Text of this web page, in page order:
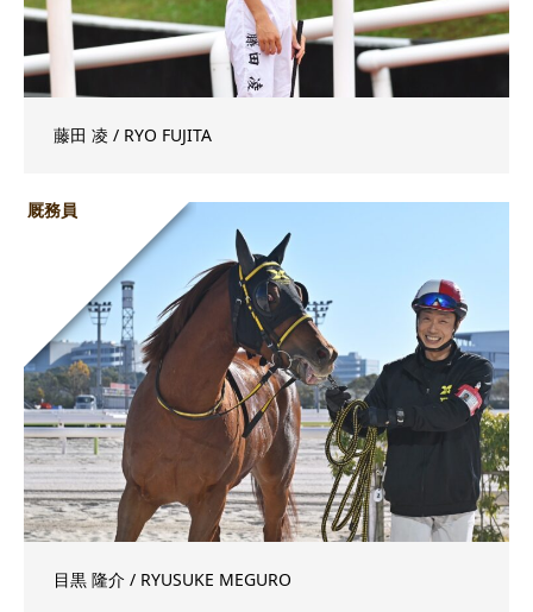
藤田 凌 / RYO FUJITA
厩務員
目黒 隆介 / RYUSUKE MEGURO